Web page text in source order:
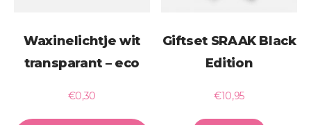
Waxinelichtje wit
transparant – eco
€0,30
Giftset SRAAK Black
Edition
€10,95